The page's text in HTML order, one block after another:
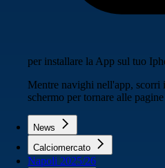
per installare la App sul tuo
Mentre navighi nell'app, scorri
schermo per tornare alle
News
Calciomercato
Napoli 2025/26